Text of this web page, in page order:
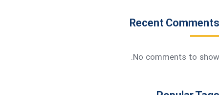
Recent Comments
No comments to show.